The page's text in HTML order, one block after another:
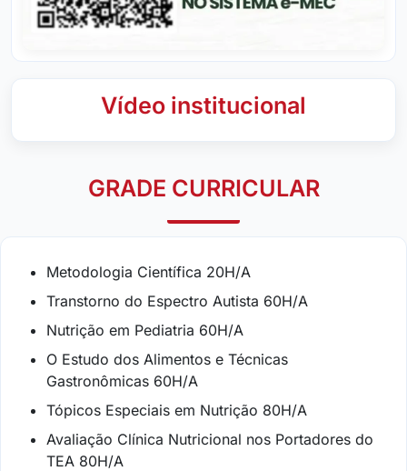
Vídeo institucional
GRADE CURRICULAR
Metodologia Científica 20H/A
Transtorno do Espectro Autista 60H/A
Nutrição em Pediatria 60H/A
O Estudo dos Alimentos e Técnicas
Gastronômicas 60H/A
Tópicos Especiais em Nutrição 80H/A
Avaliação Clínica Nutricional nos Portadores do
TEA 80H/A